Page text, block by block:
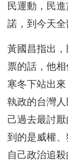
民運動，民
諾，到今天全
黃國昌指出
票的話，他
寒冬下站出
執政的台灣
己過去最討
到的是威權
自己政治追殺